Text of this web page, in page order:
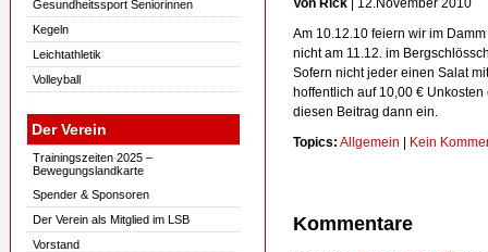
Gesundheitssport Seniorinnen
Kegeln
Leichtathletik
Volleyball
Der Verein
Trainingszeiten 2025 –
Bewegungslandkarte
Spender & Sponsoren
Der Verein als Mitglied im LSB
Vorstand
Von Rick | 12.November 2010
Am 10.12.10 feiern wir im
nicht am 11.12. im
Sofern nicht jeder einen Salat
hoffentlich auf 10,00 €
diesen Beitrag dann ein.
Topics: Allgemein Kein
Kommentare